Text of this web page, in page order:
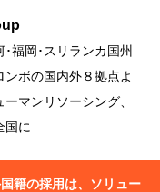
福岡･スリランカ国州
ボの国内外８拠点よ
マンリソーシング、
国に
籍の採用は、ソリュー